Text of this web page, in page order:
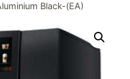
Black-(EA)